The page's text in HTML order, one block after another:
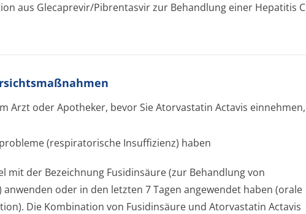
aus Glecaprevir/Pi­brentasvir zur Behandlung einer Hepatitis C
Arzt oder Apotheker, bevor Sie Atorvastatin Actavis einnehmen,
(respiratorische Insuffizienz) haben
mit der Bezeichnung Fusidinsäure (zur Behandlung von
oder in den letzten 7 Tagen angewendet haben (orale
Die Kombination von Fusidinsäure und Atorvastatin Actavis